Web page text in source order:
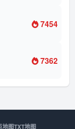
7454
7362
地图TXT地图